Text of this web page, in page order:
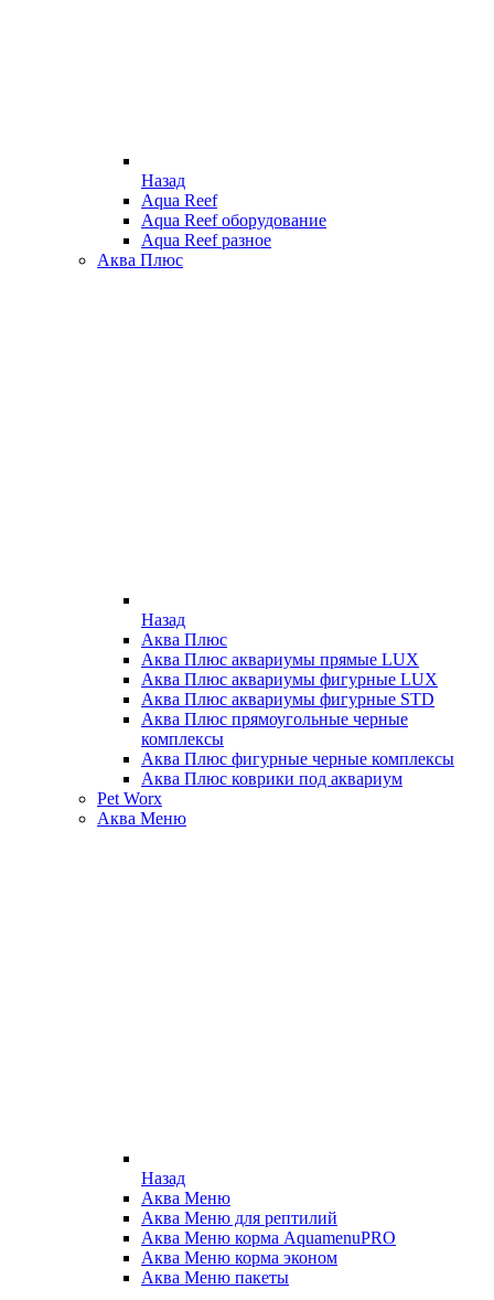
Назад
Aqua Reef
Aqua Reef оборудование
Aqua Reef разное
Аква Плюс
Назад
Аква Плюс
Аква Плюс аквариумы прямые LUX
Аква Плюс аквариумы фигурные LUX
Аква Плюс аквариумы фигурные STD
Аква Плюс прямоугольные черные
комплексы
Аква Плюс фигурные черные комплексы
Аква Плюс коврики под аквариум
Pet Worx
Аква Меню
Назад
Аква Меню
Аква Меню для рептилий
Аква Меню корма AquamenuPRO
Аква Меню корма эконом
Аква Меню пакеты